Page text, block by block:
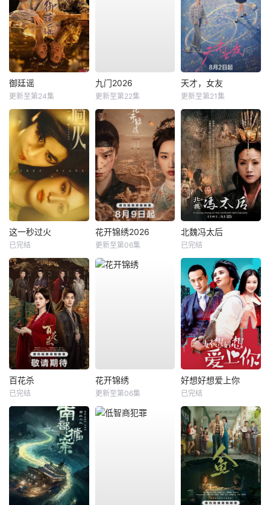
御廷谣
更新至第24集
九门2026
更新至第22集
天才，女友
更新至第21集
这一秒过火
已完结
花开锦绣2026
更新至第06集
北魏冯太后
已完结
百花杀
已完结
花开锦绣
更新至第06集
好想好想爱上你
已完结